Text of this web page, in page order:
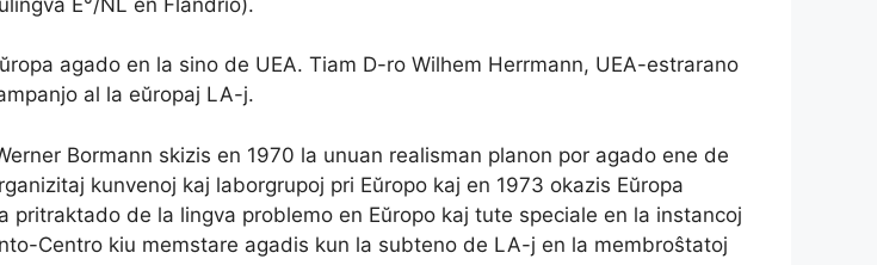
agado en la sino de UEA. Tiam D-ro Wilhem Herrmann, UEA-estrarano
al la eŭropaj LA-j.
Bormann skizis en 1970 la unuan realisman planon por agado ene de
kunvenoj kaj laborgrupoj pri Eŭropo kaj en 1973 okazis Eŭropa
de la lingva problemo en Eŭropo kaj tute speciale en la instancoj
Centro kiu memstare agadis kun la subteno de LA-j en la membroŝtatoj